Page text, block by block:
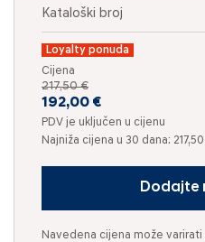
Kataloški broj
Loyalty ponuda
Cijena
217,50 €
192,00 €
PDV je uključen u cijenu
Najniža cijena u 30 dana:
Dodajte
Navedena cijena može